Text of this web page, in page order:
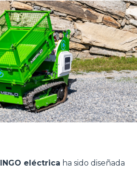
eléctrica ha sido diseñada